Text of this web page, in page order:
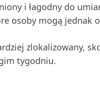
i łagodny do
osoby mogą jednak
zlokalizowany,
tygodniu.